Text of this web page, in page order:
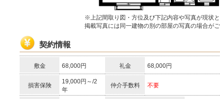
※上記間取り図・方位及び下記内容や写真が現状
掲載写真には同一建物の別の部屋の写真の場合が
契約情報
敷金 68,000円 礼金 68,000円
損害保険
19,000円～/2
年
仲介手数料 不要